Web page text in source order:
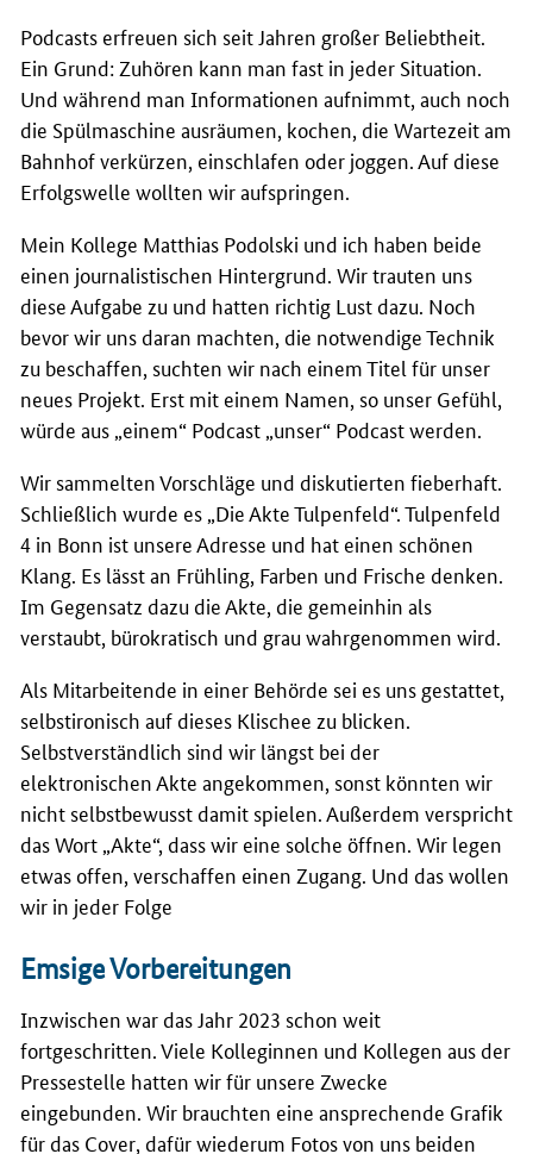
Podcasts erfreuen sich seit Jahren großer Beliebtheit.
Ein Grund: Zuhören kann man fast in jeder Situation.
Und während man Informationen aufnimmt, auch noch
die Spülmaschine ausräumen, kochen, die Wartezeit am
Bahnhof verkürzen, einschlafen oder joggen. Auf diese
Erfolgswelle wollten wir aufspringen.
Mein Kollege Matthias Podolski und ich haben beide
einen journalistischen Hintergrund. Wir trauten uns
diese Aufgabe zu und hatten richtig Lust dazu. Noch
bevor wir uns daran machten, die notwendige Technik
zu beschaffen, suchten wir nach einem Titel für unser
neues Projekt. Erst mit einem Namen, so unser Gefühl,
würde aus „einem“ Podcast „unser“ Podcastwerden.
Wir sammelten Vorschläge und diskutierten fieberhaft.
Schließlich wurde es „Die Akte Tulpenfeld“. Tulpenfeld
4 in Bonn ist unsere Adresse und hat einen schönen
Klang. Es lässt an Frühling, Farben und Frische denken.
Im Gegensatz dazu die Akte, die gemeinhin als
verstaubt, bürokratisch und grau wahrgenommen wird.
Als Mitarbeitende in einer Behörde sei es uns gestattet,
selbstironisch auf dieses Klischee zu blicken.
Selbstverständlich sind wir längst bei der
elektronischen Akte angekommen, sonst könnten wir
nicht selbstbewusst damit spielen. Außerdem verspricht
das Wort „Akte“, dass wir eine solche öffnen. Wir legen
etwas offen, verschaffen einen Zugang. Und das wollen
wir in jeder Folge
Emsige Vorbereitungen
Inzwischen war das Jahr 2023 schon weit
fortgeschritten. Viele Kolleginnen und Kollegen aus der
Pressestelle hatten wir für unsere Zwecke
eingebunden. Wir brauchten eine ansprechende Grafik
für das Cover, dafür wiederum Fotos von uns beiden